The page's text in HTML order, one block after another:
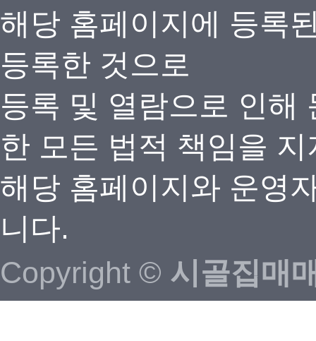
해당 홈페이지에 등록
등록한 것으로
등록 및 열람으로 인해
한 모든 법적 책임을
해당 홈페이지와 운영
니다.
Copyright © 시골집매